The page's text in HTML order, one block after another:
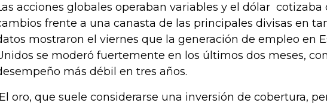
acciones globales operaban variables y el dólar cotizaba
frente a una canasta de las principales divisas en
mostraron el viernes que la generación de empleo en
se moderó fuertemente en los últimos dos meses,
más débil en tres años.
El oro, que suele considerarse una inversión de cobertura,